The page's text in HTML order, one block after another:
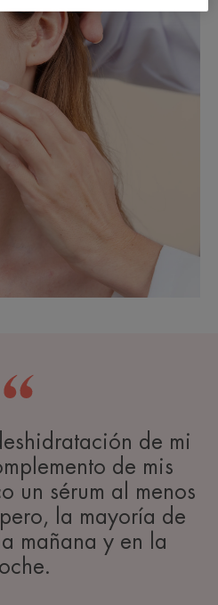
de mi
de mis
un sérum al menos
la mayoría de
mañana y en la